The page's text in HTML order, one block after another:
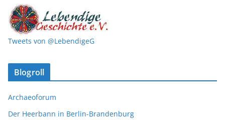
Tweets von @LebendigeG
Blogroll
Archaeoforum
Der Heerbann in Berlin-Brandenburg